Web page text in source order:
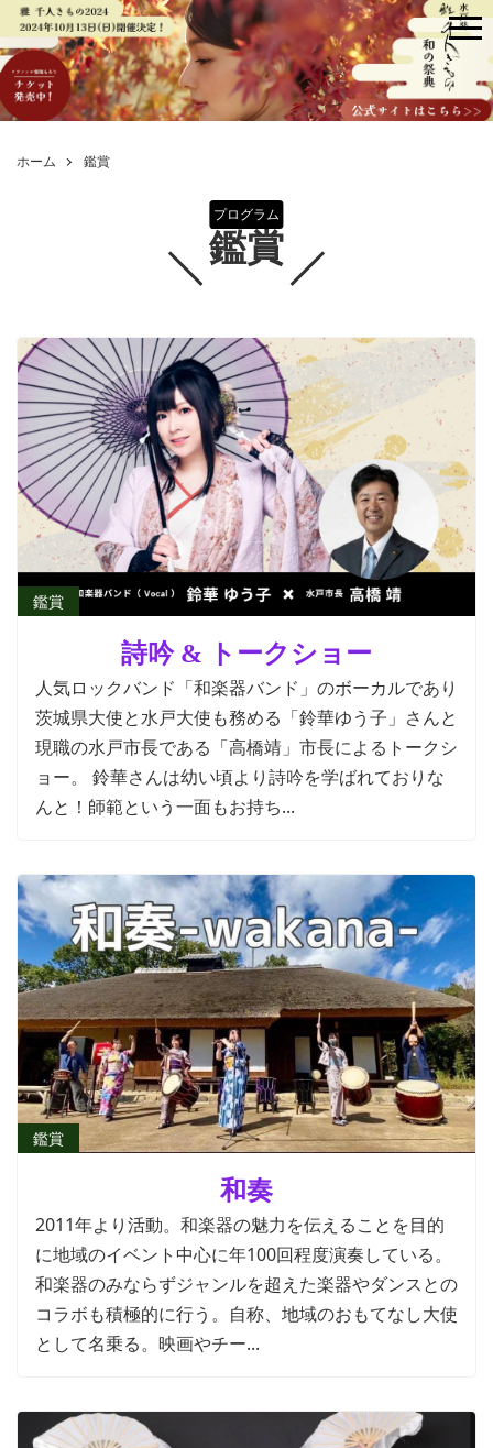
ホーム 鑑賞
プログラム
鑑賞
詩吟 & トークショー
鑑賞
人気ロックバンド「和楽器バンド」のボーカルであり
茨城県大使と水戸大使も務める「鈴華ゆう子」さんと
現職の水戸市長である「高橋靖」市長によるトークシ
ョー。 鈴華さんは幼い頃より詩吟を学ばれておりな
んと！師範という一面もお持ち...
和奏
鑑賞
2011年より活動。和楽器の魅力を伝えることを目的
に地域のイベント中心に年100回程度演奏している。
和楽器のみならずジャンルを超えた楽器やダンスとの
コラボも積極的に行う。自称、地域のおもてなし大使
として名乗る。映画やチー...